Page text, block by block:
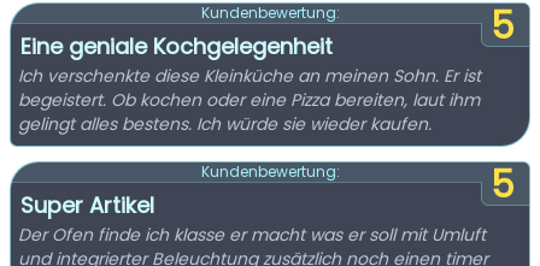
5
Kundenbewertung:
Eine geniale Kochgelegenheit
Ich verschenkte diese Kleinküche an meinen Sohn. Er ist
begeistert. Ob kochen oder eine Pizza bereiten, laut ihm
gelingt alles bestens. Ich würde sie wieder kaufen.
5
Kundenbewertung:
Super Artikel
Der Ofen finde ich klasse er macht was er soll mit Umluft
und integrierter Beleuchtung zusätzlich noch einen timer